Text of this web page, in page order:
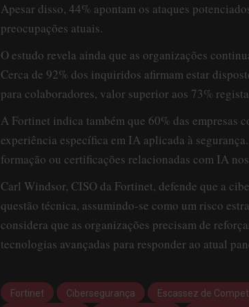
Apesar disso, 44% apontam os ataques
preocupações atuais.
O estudo revela ainda que as organizações
Cerca de 92% dos inquiridos afirmam estar
para colaboradores, valor superior aos 73%
A Fortinet indica também que 60% das
experiência específica em IA aplicada à
formação ou certificações relacionadas com IA
Carl Windsor, CISO da Fortinet, defende que a
questão técnica, assumindo-se como um risco
considera que as organizações precisam de
tecnologias avançadas para responder ao atual
Fortinet Cibersegurança Escassez de